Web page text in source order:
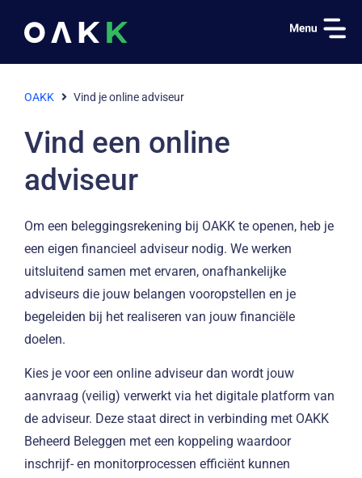
OAKK Vind je online adviseur
Vind een online
adviseur
Om een beleggingsrekening bij OAKK te openen, heb je
een eigen financieel adviseur nodig. We werken
uitsluitend samen met ervaren, onafhankelijke
adviseurs die jouw belangen vooropstellen en je
begeleiden bij het realiseren van jouw financiële
doelen.
Kies je voor een online adviseur dan wordt jouw
aanvraag (veilig) verwerkt via het digitale platform van
de adviseur. Deze staat direct in verbinding met OAKK
Beheerd Beleggen met een koppeling waardoor
inschrijf- en monitorprocessen efficiënt kunnen